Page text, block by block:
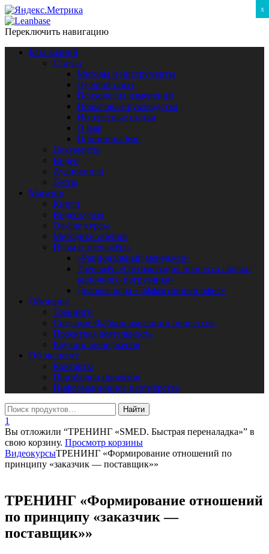
Переключить навигацию
База знаний
Статьи
Методы и инструменты
Лучший опыт
Психология изменений
Пошаговые руководства
Интересные статьи
O lean
Принципы lean
Документы
Видео
Аудиокниги
Тесты
Магазин
Книги
Видеокурсы
On-line курсы
Методики оценки
Игры и тренажёры
«Рациональный менеджер»
Тренажёр «Оптимизация процесса сборки
вилочного погрузчика»
Деловая игра «Эффективный офис»
Обучение
Тренинги
Создание Фабрик имитации процессов
Проектная деятельность
Коучинг менеджеров
Об эксперте
Контакты
Портфолио проектов
Информационное партнёрство
1
Вы отложили “ТРЕНИНГ «SMED. Быстрая переналадка»” в
свою корзину. Просмотр корзины
ВидеокурсыТРЕНИНГ «Формирование отношений по
принципу «заказчик — поставщик»»
ТРЕНИНГ «Формирование отношений
по принципу «заказчик —
поставщик»»
x